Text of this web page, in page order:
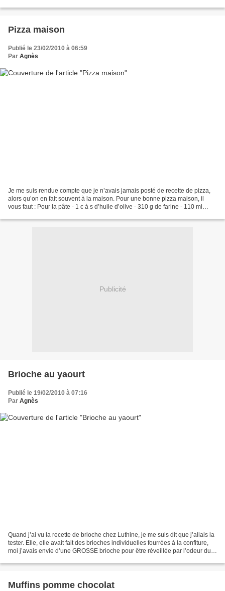
Pizza maison
Publié le 23/02/2010 à 06:59
Par Agnès
Je me suis rendue compte que je n’avais jamais posté de recette de pizza,
alors qu’on en fait souvent à la maison. Pour une bonne pizza maison, il
vous faut : Pour la pâte - 1 c à s d’huile d’olive - 310 g de farine - 110 ml
Publicité
Brioche au yaourt
Publié le 19/02/2010 à 07:16
Par Agnès
Quand j’ai vu la recette de brioche chez Luthine, je me suis dit que j’allais la
tester. Elle, elle avait fait des brioches individuelles fourrées à la confiture,
moi j’avais envie d’une GROSSE brioche pour être réveillée par l’odeur du
Muffins pomme chocolat